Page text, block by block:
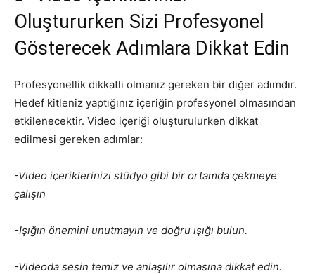
Oluştururken Sizi Profesyonel
Gösterecek Adımlara Dikkat Edin
Profesyonellik dikkatli olmanız gereken bir diğer adımdır.
Hedef kitleniz yaptığınız içeriğin profesyonel olmasından
etkilenecektir. Video içeriği oluşturulurken dikkat
edilmesi gereken adımlar:
-Video içeriklerinizi stüdyo gibi bir ortamda çekmeye
çalışın
-Işığın önemini unutmayın ve doğru ışığı bulun.
-Videoda sesin temiz ve anlaşılır olmasına dikkat edin.